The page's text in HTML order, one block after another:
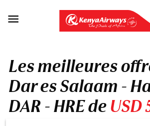

Les meilleures
Dar es Salaam -
DAR - HRE deUSD